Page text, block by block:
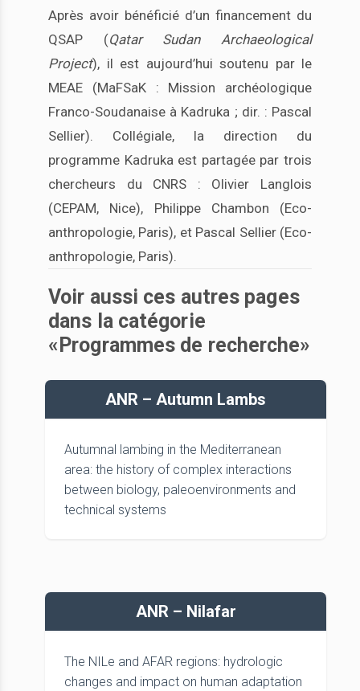
Après avoir bénéficié d’un financement du
QSAP (Qatar Sudan Archaeological
Project), il est aujourd’hui soutenu par le
MEAE (MaFSaK : Mission archéologique
Franco-Soudanaise à Kadruka ; dir. : Pascal
Sellier). Collégiale, la direction du
programme Kadruka est partagée par trois
chercheurs du CNRS : Olivier Langlois
(CEPAM, Nice), Philippe Chambon (Eco-
anthropologie, Paris), et Pascal Sellier (Eco-
anthropologie, Paris).
Voir aussi ces autres pages
dans la catégorie
«Programmes de recherche»
ANR – Autumn Lambs
Autumnal lambing in the Mediterranean
area: the history of complex interactions
between biology, paleoenvironments and
technical systems
ANR – Nilafar
The NILe and AFAR regions: hydrologic
changes and impact on human adaptation